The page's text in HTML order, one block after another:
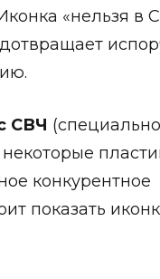
«нельзя в
СВЧ
конкурентное
показать